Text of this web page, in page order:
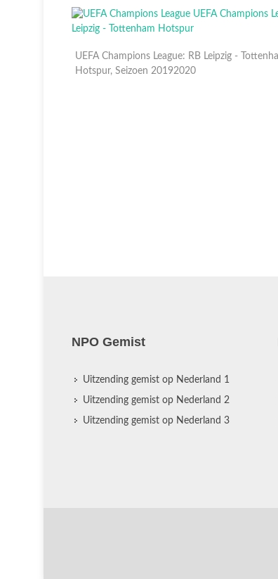
UEFA Champions League: RB Leipzig -
Hotspur, Seizoen 20192020
NPO Gemist
Uitzending gemist op Nederland 1
Uitzending gemist op Nederland 2
Uitzending gemist op Nederland 3